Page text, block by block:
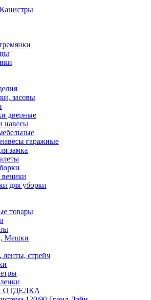
засовы
дверные
навесы
гаражные
замка
для уборки
товары
Мешки
ленты, стрейч